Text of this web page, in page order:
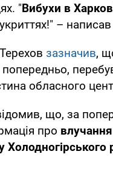
"Вибухи в
– написав
зазначив,
обласного
що, за
про
Холодногірського